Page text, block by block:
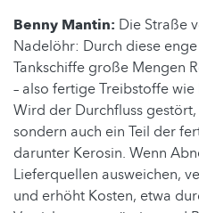
Benny Mantin: Die Straße
Nadelöhr: Durch diese
Tankschiffe große Mengen
– also fertige Treibstoffe
Wird der Durchfluss
sondern auch ein Teil der
darunter Kerosin. Wenn
Lieferquellen ausweichen,
und erhöht Kosten, etwa